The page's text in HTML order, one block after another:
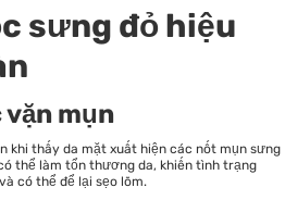
sưng đỏ hiệu
vặn mụn
khi thấy da mặt xuất hiện các nốt mụn sưng
thể làm tổn thương da, khiến tình trạng
có thể để lại sẹo lõm.